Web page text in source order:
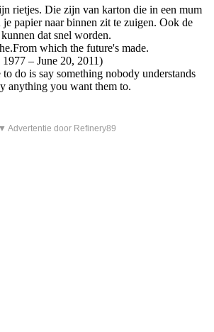
rietjes. Die zijn van karton die in een mum
papier naar binnen zit te zuigen. Ook de
dat snel worden.
which the future's made.
– June 20, 2011)
do is say something nobody understands
anything you want them to.
▼ Advertentie door Refinery89